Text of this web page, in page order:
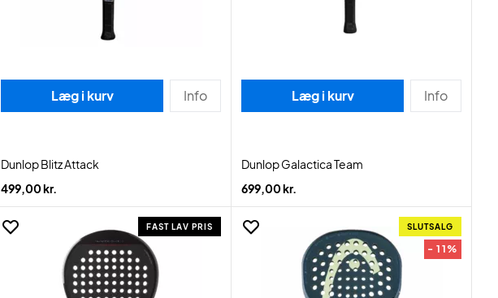
Læg i kurv Info
Dunlop Blitz Attack
499,00 kr.
Læg i kurv Info
Dunlop Galactica Team
699,00 kr.
FAST LAV PRIS SLUTSALG
- 11%